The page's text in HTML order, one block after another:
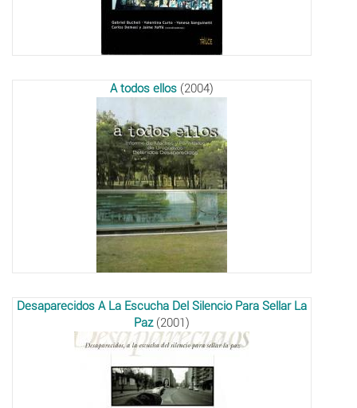
A todos ellos (2004)
Desaparecidos A La Escucha Del Silencio Para Sellar La
Paz(2001)